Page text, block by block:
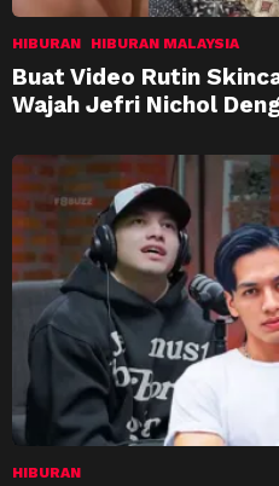
HIBURAN HIBURAN MALAYSIA
Buat Video Rutin
Wajah Jefri Nichol
HIBURAN